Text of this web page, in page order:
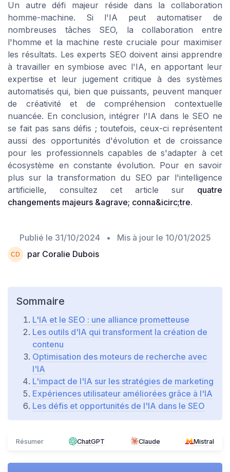
Un autre défi majeur réside dans la collaboration
homme-machine. Si l'IA peut automatiser de
nombreuses tâches SEO, la collaboration entre
l'homme et la machine reste cruciale pour maximiser
les résultats. Les experts SEO doivent ainsi apprendre
à travailler en symbiose avec l'IA, en apportant leur
expertise et leur jugement critique à des systèmes
automatisés qui, bien que puissants, peuvent manquer
de créativité et de compréhension contextuelle
nuancée. En conclusion, intégrer l'IA dans le SEO ne
se fait pas sans défis ; toutefois, ceux-ci représentent
aussi des opportunités d'évolution et de croissance
pour les professionnels capables de s'adapter à cet
écosystème en constante évolution. Pour en savoir
plus sur la transformation du SEO par l'intelligence
artificielle, consultez cet article sur quatre
changements majeurs &agrave; conna&icirc;tre.
Publié le 31/10/2024 • Mis à jour le 10/01/2025
par Coralie Dubois
Sommaire
L'IA et le SEO : une alliance prometteuse
Les outils d'IA qui transforment la création de
contenu
Optimisation des moteurs de recherche avec
l'IA
L'impact de l'IA sur les stratégies de marketing
Expériences utilisateur améliorées grâce à l'IA
Les défis et opportunités de l'IA dans le SEO
Résumer ChatGPT Claude Mistral